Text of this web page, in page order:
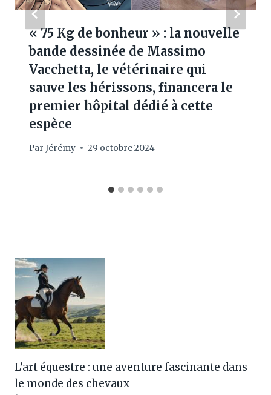
« 75 Kg de bonheur » : la nouvelle
bande dessinée de Massimo
Vacchetta, le vétérinaire qui
sauve les hérissons, financera le
premier hôpital dédié à cette
espèce
Par Jérémy 29 octobre 2024
L’art équestre : une aventure fascinante dans
le monde des chevaux